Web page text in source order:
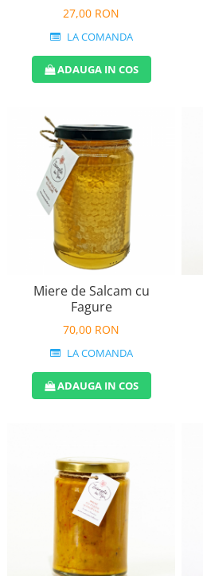
27,00 RON
LA COMANDA
ADAUGA IN COS
Miere de Salcam cu
Fagure
70,00 RON
LA COMANDA
ADAUGA IN COS